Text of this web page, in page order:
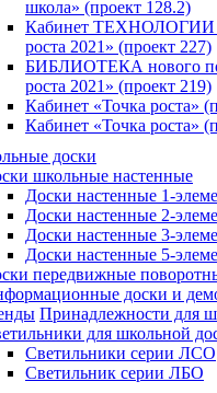
школа» (проект 128.2)
Кабинет ТЕХНОЛОГИИ
роста 2021» (проект 227)
БИБЛИОТЕКА нового
роста 2021» (проект 219)
Кабинет «Точка роста»
Кабинет «Точка роста»
доски
школьные настенные
Доски настенные 1-
Доски настенные 2-
Доски настенные 3-
Доски настенные 5-
передвижные
доски и
Принадлежности для
для школьной
Светильники серии ЛСО
Светильник серии ЛБО